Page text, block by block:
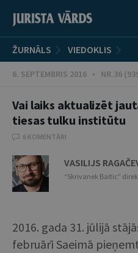
ŽURNĀLS VIEDOKLIS
6. SEPTEMBRIS 2016 • NR.36
Vai laiks aktualizēt
tiesas tulku institūtu
6 KOMENTĀRI
VASILIJS
“Skrivanek Baltic”
2016. gada 31. jūlijā
februārī Saeimā